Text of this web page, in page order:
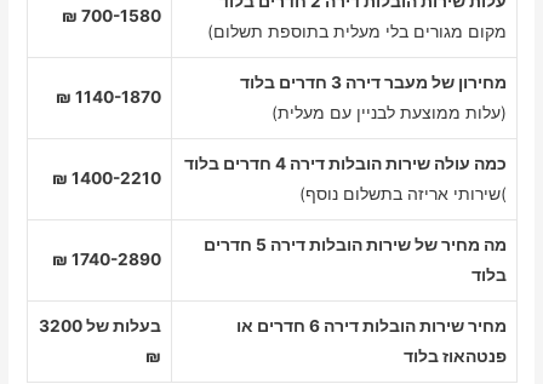
מקום מגורים בלי מעלית בתוספת תשלום)
700-1580 ₪
מחירון של מעבר דירה 3 חדרים בלוד
(עלות ממוצעת לבניין עם מעלית)
1140-1870 ₪
כמה עולה שירות הובלות דירה 4 חדרים בלוד
)שירותי אריזה בתשלום נוסף)
1400-2210 ₪
מה מחיר של שירות הובלות דירה 5 חדרים
בלוד
1740-2890 ₪
מחיר שירות הובלות דירה 6 חדרים או
פנטהאוז בלוד
בעלות של 3200
₪